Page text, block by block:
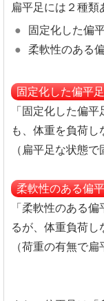
扁平足には２種類
固定化した偏
柔軟性のある
固定化した偏平
「固定化した偏
も、体重を負荷
（扁平足な状態
柔軟性のある偏
「柔軟性のある
るが、体重負荷
（荷重の有無で